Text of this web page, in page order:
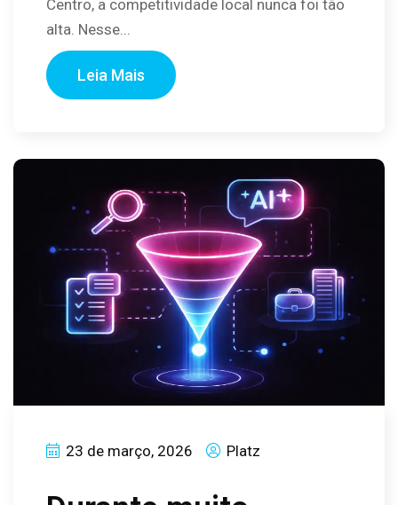
Centro, a competitividade local nunca foi tão
alta. Nesse...
Leia Mais
23 de março, 2026 Platz